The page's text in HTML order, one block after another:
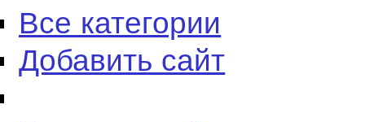
Все категории
Добавить сайт